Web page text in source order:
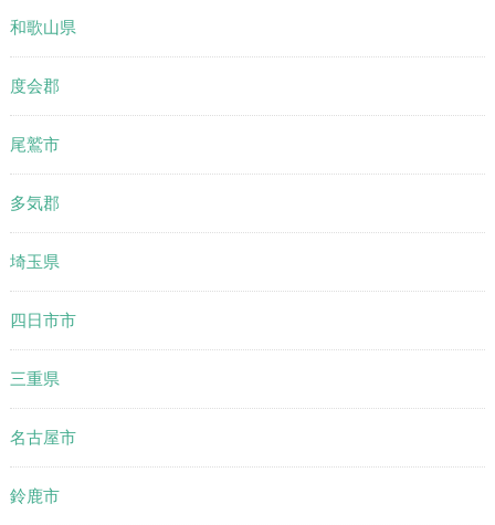
和歌山県
度会郡
尾鷲市
多気郡
埼玉県
四日市市
三重県
名古屋市
鈴鹿市